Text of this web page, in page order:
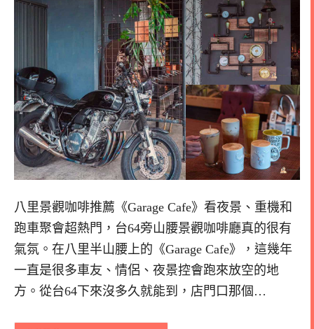
八里景觀咖啡推薦《Garage Cafe》看夜景、重機和
跑車聚會超熱門，台64旁山腰景觀咖啡廳真的很有
氣氛。在八里半山腰上的《Garage Cafe》，這幾年
一直是很多車友、情侶、夜景控會跑來放空的地
方。從台64下來沒多久就能到，店門口那個…